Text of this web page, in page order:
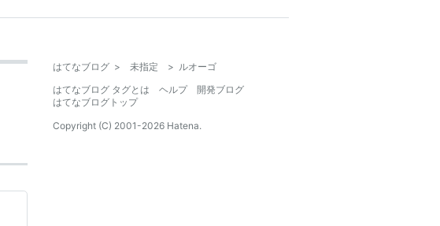
はてなブログ > 未指定 > ルオーゴ
はてなブログ タグとは
ヘルプ
開発ブログ
はてなブログトップ
Copyright (C) 2001-2026 Hatena.